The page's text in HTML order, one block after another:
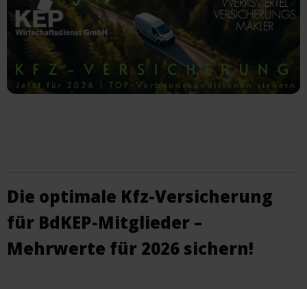
Die optimale Kfz-Versicherung
für BdKEP-Mitglieder –
Mehrwerte für 2026 sichern!